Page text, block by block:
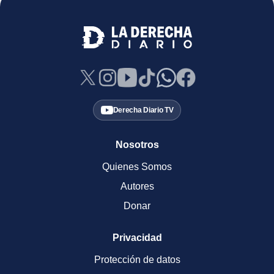
Derecha Diario TV
Nosotros
Quienes Somos
Autores
Donar
Privacidad
Protección de datos